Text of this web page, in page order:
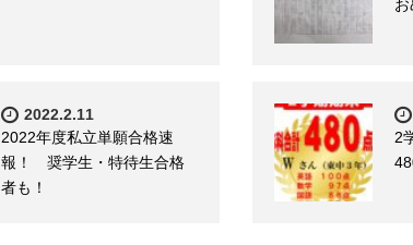
お
2022.2.11
2022年度私立単願合格速
報！ 奨学生・特待生合格
者も！
2